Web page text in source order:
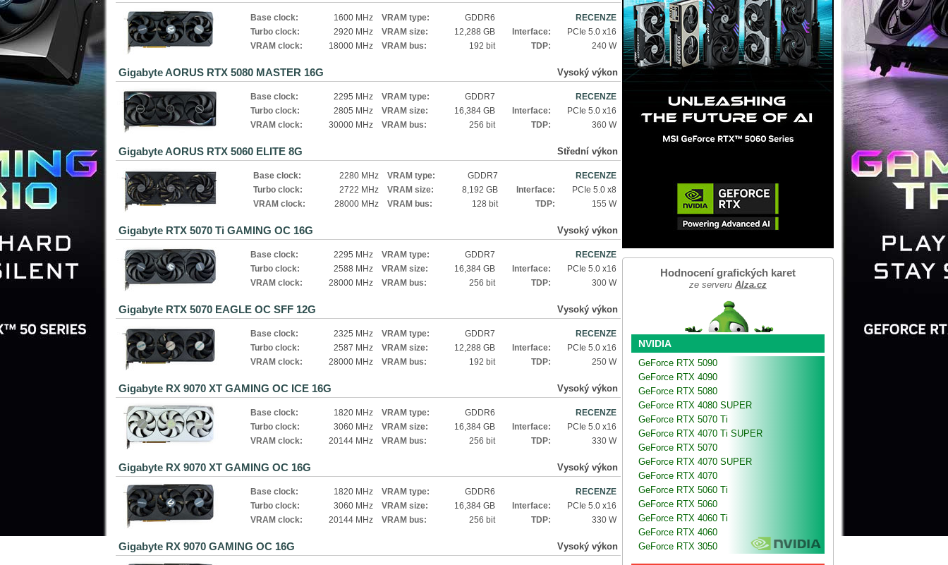
Base clock:
1600 MHz
Turbo clock:
2920 MHz
VRAM clock:
18000 MHz
VRAM type:
GDDR6
VRAM size:
12,288 GB
VRAM bus:
192 bit
RECENZE
Interface:
PCIe 5.0 x16
TDP:
240 W
Gigabyte AORUS RTX 5080 MASTER 16G Vysoký výkon
Base clock:
2295 MHz
Turbo clock:
2805 MHz
VRAM clock:
30000 MHz
VRAM type:
GDDR7
VRAM size:
16,384 GB
VRAM bus:
256 bit
RECENZE
Interface:
PCIe 5.0 x16
TDP:
360 W
Gigabyte AORUS RTX 5060 ELITE 8G Střední výkon
Base clock:
2280 MHz
Turbo clock:
2722 MHz
VRAM clock:
28000 MHz
VRAM type:
GDDR7
VRAM size:
8,192 GB
VRAM bus:
128 bit
RECENZE
Interface:
PCIe 5.0 x8
TDP:
155 W
Gigabyte RTX 5070 Ti GAMING OC 16G Vysoký výkon
Base clock:
2295 MHz
Turbo clock:
2588 MHz
VRAM clock:
28000 MHz
VRAM type:
GDDR7
VRAM size:
16,384 GB
VRAM bus:
256 bit
RECENZE
Interface:
PCIe 5.0 x16
TDP:
300 W
Gigabyte RTX 5070 EAGLE OC SFF 12G Vysoký výkon
Base clock:
2325 MHz
Turbo clock:
2587 MHz
VRAM clock:
28000 MHz
VRAM type:
GDDR7
VRAM size:
12,288 GB
VRAM bus:
192 bit
RECENZE
Interface:
PCIe 5.0 x16
TDP:
250 W
Gigabyte RX 9070 XT GAMING OC ICE 16G Vysoký výkon
Base clock:
1820 MHz
Turbo clock:
3060 MHz
VRAM clock:
20144 MHz
VRAM type:
GDDR6
VRAM size:
16,384 GB
VRAM bus:
256 bit
RECENZE
Interface:
PCIe 5.0 x16
TDP:
330 W
Gigabyte RX 9070 XT GAMING OC 16G Vysoký výkon
Base clock:
1820 MHz
Turbo clock:
3060 MHz
VRAM clock:
20144 MHz
VRAM type:
GDDR6
VRAM size:
16,384 GB
VRAM bus:
256 bit
RECENZE
Interface:
PCIe 5.0 x16
TDP:
330 W
Gigabyte RX 9070 GAMING OC 16G Vysoký výkon
Hodnocení grafických karet
ze serveru Alza.cz
NVIDIA
GeForce RTX 5090
GeForce RTX 4090
GeForce RTX 5080
GeForce RTX 4080 SUPER
GeForce RTX 5070 Ti
GeForce RTX 4070 Ti SUPER
GeForce RTX 5070
GeForce RTX 4070 SUPER
GeForce RTX 4070
GeForce RTX 5060 Ti
GeForce RTX 5060
GeForce RTX 4060 Ti
GeForce RTX 4060
GeForce RTX 3050